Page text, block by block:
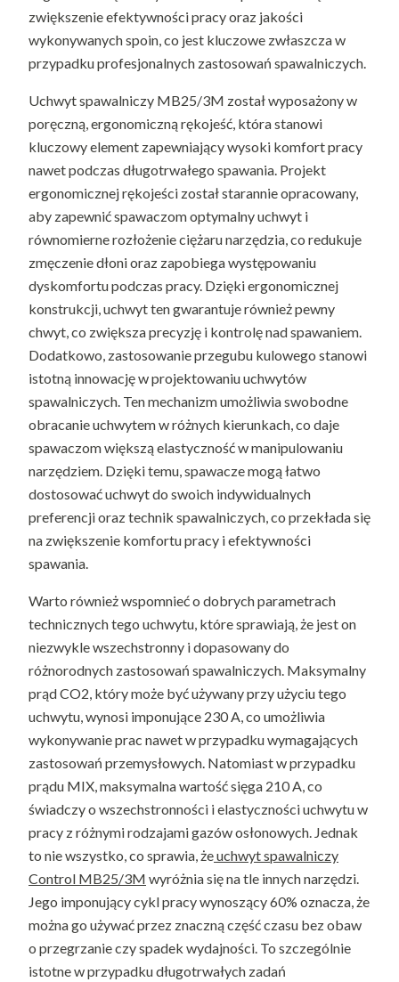
zwiększenie efektywności pracy oraz jakości
wykonywanych spoin, co jest kluczowe zwłaszcza w
przypadku profesjonalnych zastosowań spawalniczych.
Uchwyt spawalniczy MB25/3M został wyposażony w
poręczną, ergonomiczną rękojeść, która stanowi
kluczowy element zapewniający wysoki komfort pracy
nawet podczas długotrwałego spawania. Projekt
ergonomicznej rękojeści został starannie opracowany,
aby zapewnić spawaczom optymalny uchwyt i
równomierne rozłożenie ciężaru narzędzia, co redukuje
zmęczenie dłoni oraz zapobiega występowaniu
dyskomfortu podczas pracy. Dzięki ergonomicznej
konstrukcji, uchwyt ten gwarantuje również pewny
chwyt, co zwiększa precyzję i kontrolę nad spawaniem.
Dodatkowo, zastosowanie przegubu kulowego stanowi
istotną innowację w projektowaniu uchwytów
spawalniczych. Ten mechanizm umożliwia swobodne
obracanie uchwytem w różnych kierunkach, co daje
spawaczom większą elastyczność w manipulowaniu
narzędziem. Dzięki temu, spawacze mogą łatwo
dostosować uchwyt do swoich indywidualnych
preferencji oraz technik spawalniczych, co przekłada się
na zwiększenie komfortu pracy i efektywności
spawania.
Warto również wspomnieć o dobrych parametrach
technicznych tego uchwytu, które sprawiają, że jest on
niezwykle wszechstronny i dopasowany do
różnorodnych zastosowań spawalniczych. Maksymalny
prąd CO2, który może być używany przy użyciu tego
uchwytu, wynosi imponujące 230 A, co umożliwia
wykonywanie prac nawet w przypadku wymagających
zastosowań przemysłowych. Natomiast w przypadku
prądu MIX, maksymalna wartość sięga 210 A, co
świadczy o wszechstronności i elastyczności uchwytu w
pracy z różnymi rodzajami gazów osłonowych. Jednak
to nie wszystko, co sprawia, żeuchwyt spawalniczy
Control MB25/3M wyróżnia się na tle innych narzędzi.
Jego imponujący cykl pracy wynoszący 60% oznacza, że
można go używać przez znaczną część czasu bez obaw
o przegrzanie czy spadek wydajności. To szczególnie
istotne w przypadku długotrwałych zadań